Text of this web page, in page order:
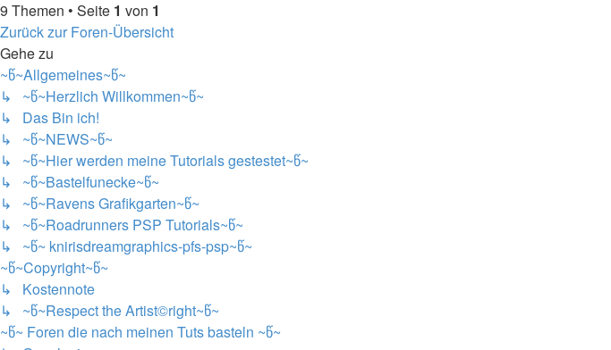
9 Themen • Seite 1 von 1
Zurück zur Foren-Übersicht
Gehe zu
~წ~Allgemeines~წ~
↳ ~წ~Herzlich Willkommen~წ~
↳ Das Bin ich!
↳ ~წ~NEWS~წ~
↳ ~წ~Hier werden meine Tutorials gestestet~წ~
↳ ~წ~Bastelfunecke~წ~
↳ ~წ~Ravens Grafikgarten~წ~
↳ ~წ~Roadrunners PSP Tutorials~წ~
↳ ~წ~ knirisdreamgraphics-pfs-psp~წ~
~წ~Copyright~წ~
↳ Kostennote
↳ ~წ~Respect the Artist©right~წ~
~წ~ Foren die nach meinen Tuts basteln ~წ~